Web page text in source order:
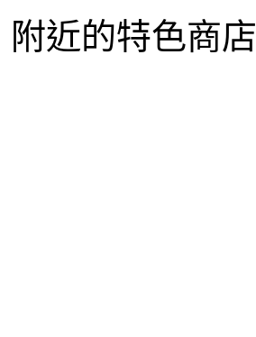
附近的特色商店